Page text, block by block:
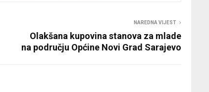
NAREDNA VIJEST
Olakšana kupovina stanova za mlade
na području Općine Novi Grad Sarajevo